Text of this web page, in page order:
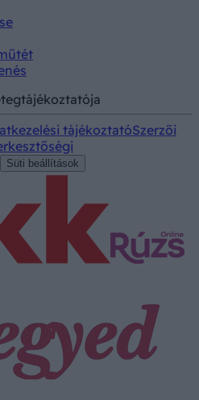
tájékoztatóSzerzői
Süti beállítások